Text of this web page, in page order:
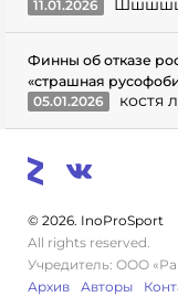
11.01.2026
Финны об отказе
«страшная
05.01.2026
костя
© 2026. InoProSport
All rights reserved.
Учредитель: ООО
Архив
Авторы